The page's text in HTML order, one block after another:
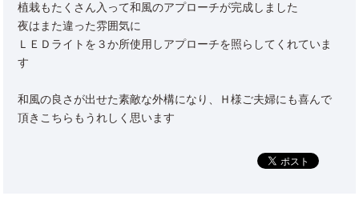
植栽もたくさん入って和風のアプローチが完成しました
夜はまた違った雰囲気に
ＬＥＤライトを３か所使用しアプローチを照らしてくれていま
す
和風の良さが出せた素敵な外構になり、Ｈ様ご夫婦にも喜んで
頂きこちらもうれしく思います